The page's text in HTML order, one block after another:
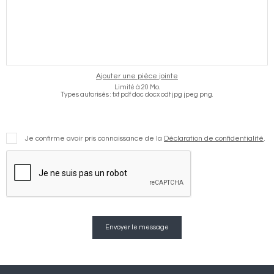
Ajouter une pièce jointe
Limité à 20 Mo.
Types autorisés : txt pdf doc docx odt jpg jpeg png.
Je confirme avoir pris connaissance de la Déclaration de confidentialité